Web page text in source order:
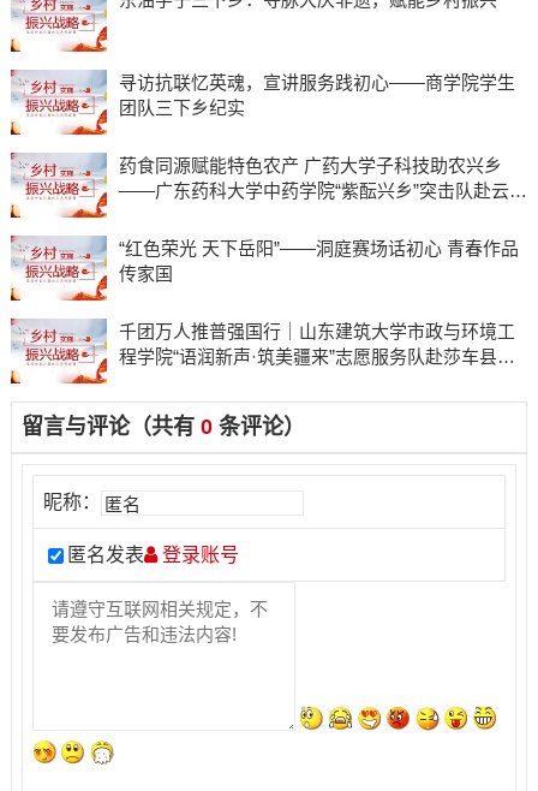
寻访抗联忆英魂，宣讲服务践初心——商学院学生
团队三下乡纪实
药食同源赋能特色农产 广药大学子科技助农兴乡
——广东药科大学中药学院“紫酝兴乡”突击队赴云浮
“红色荣光 天下岳阳”——洞庭赛场话初心 青春作品
传家国
千团万人推普强国行｜山东建筑大学市政与环境工
程学院“语润新声·筑美疆来”志愿服务队赴莎车县开
留言与评论（共有 0条评论）
昵称：
匿名发表 登录账号